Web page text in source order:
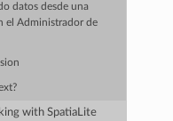
datos desde una
el Administrador de
with SpatiaLite